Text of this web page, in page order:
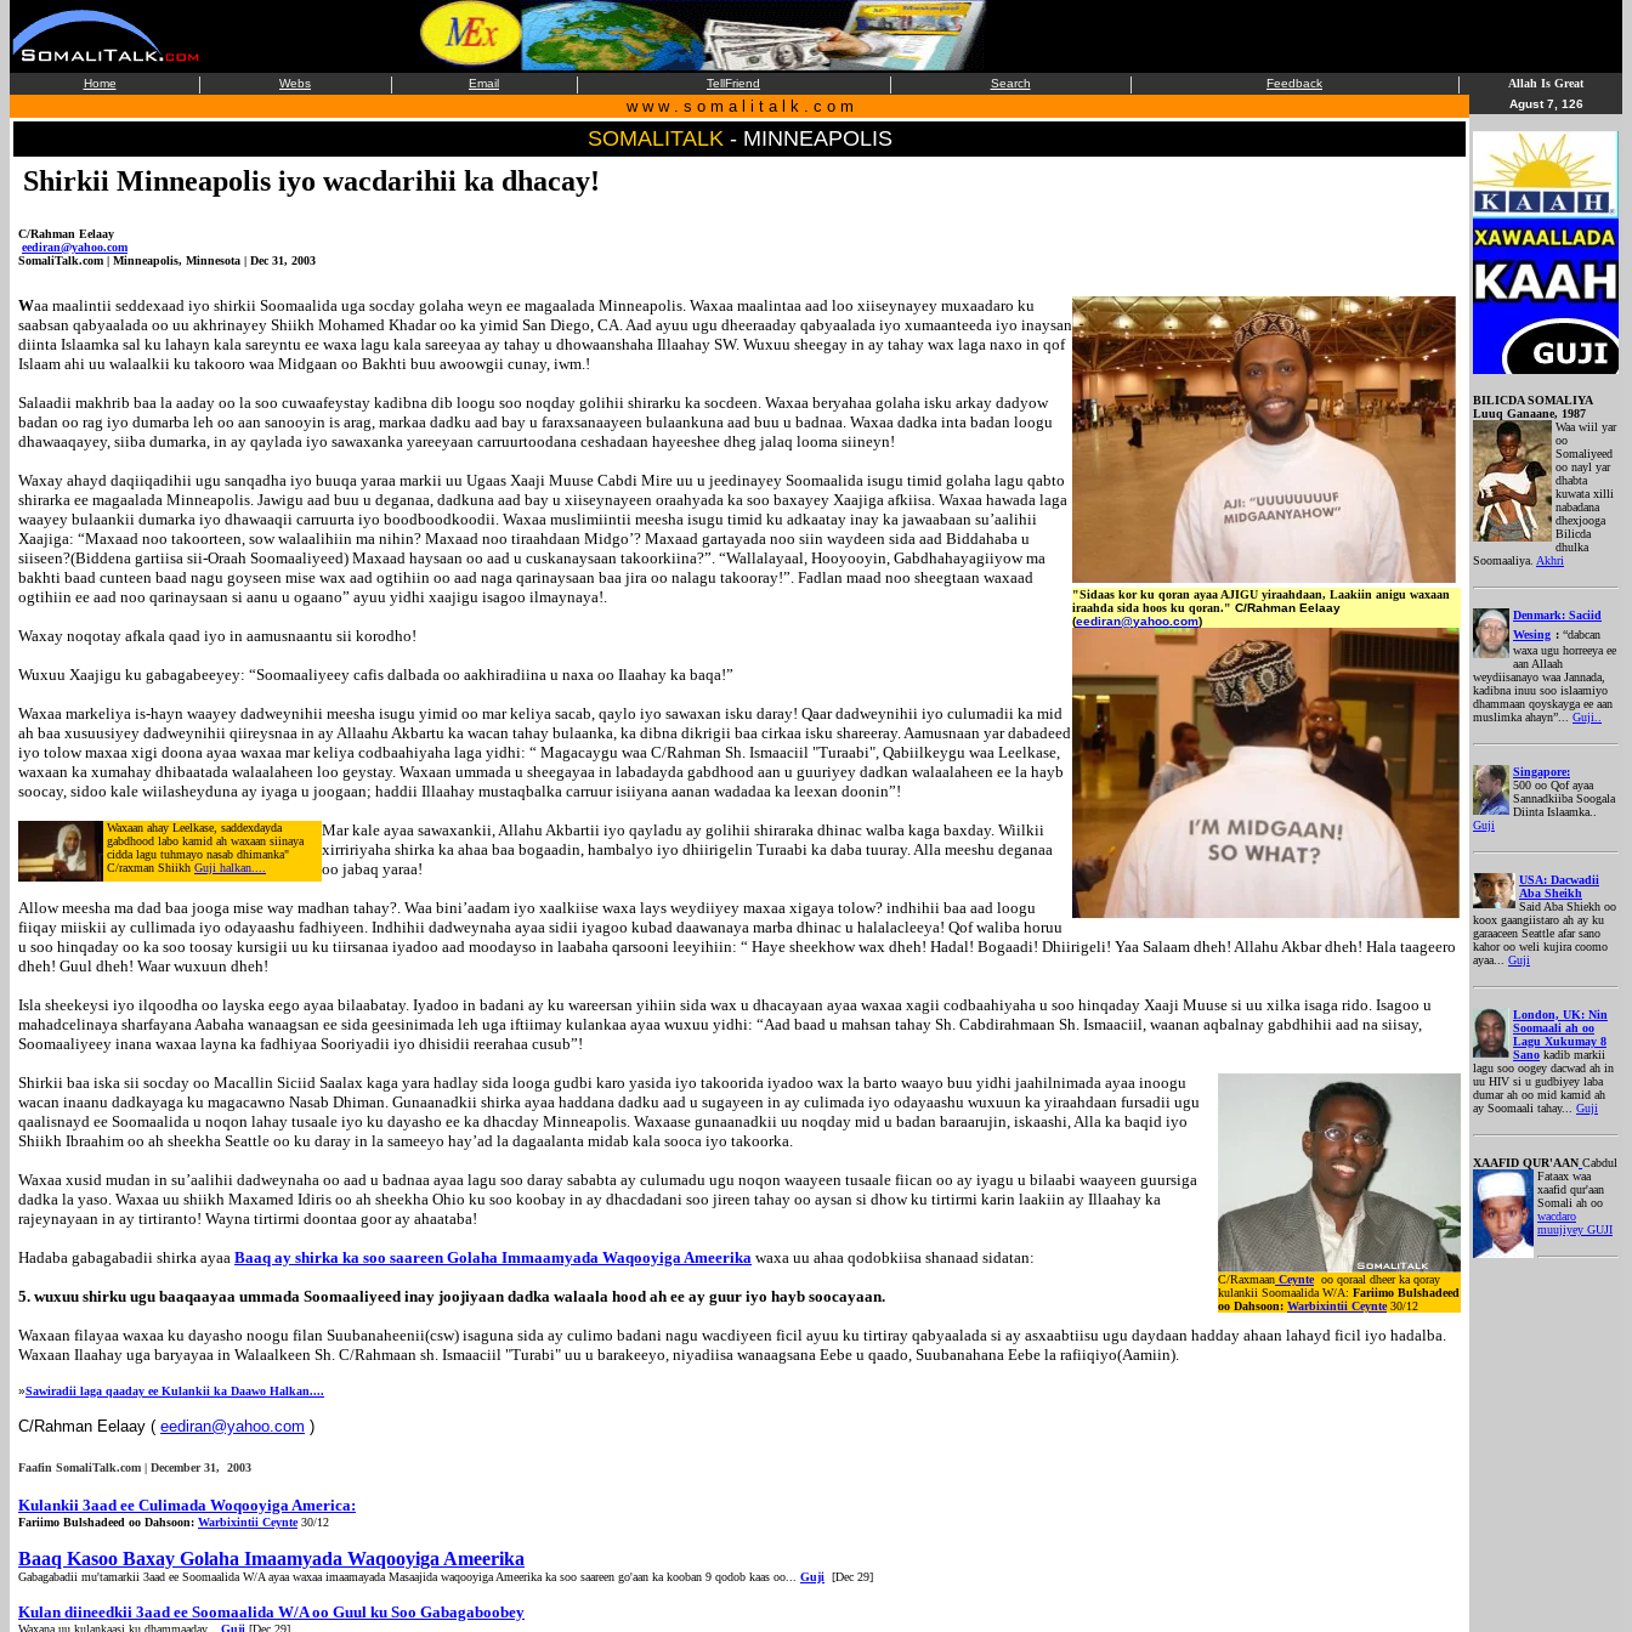
Home | Webs | Email | TellFriend | Search | Feedback |
w w w . s o m a l i t a l k . c o m
SOMALITALK - MINNEAPOLIS
Shirkii Minneapolis iyo wacdarihii ka dhacay!
C/Rahman Eelaay
eediran@yahoo.com
SomaliTalk.com | Minneapolis, Minnesota | Dec 31, 2003
"Sidaas kor ku qoran ayaa AJIGU yiraahdaan, Laakiin anigu waxaan
iraahda sida hoos ku qoran." C/Rahman Eelaay
(eediran@yahoo.com)
Waa maalintii seddexaad iyo shirkii Soomaalida uga socday golaha weyn ee magaalada Minneapolis. Waxaa maalintaa aad loo xiiseynayey muxaadaro ku
saabsan qabyaalada oo uu akhrinayey Shiikh Mohamed Khadar oo ka yimid San Diego, CA. Aad ayuu ugu dheeraaday qabyaalada iyo xumaanteeda iyo inaysan
diinta Islaamka sal ku lahayn kala sareyntu ee waxa lagu kala sareeyaa ay tahay u dhowaanshaha Illaahay SW. Wuxuu sheegay in ay tahay wax laga naxo in qof
Islaam ahi uu walaalkii ku takooro waa Midgaan oo Bakhti buu awoowgii cunay, iwm.!
Salaadii makhrib baa la aaday oo la soo cuwaafeystay kadibna dib loogu soo noqday golihii shirarku ka socdeen. Waxaa beryahaa golaha isku arkay dadyow
badan oo rag iyo dumarba leh oo aan sanooyin is arag, markaa dadku aad bay u faraxsanaayeen bulaankuna aad buu u badnaa. Waxaa dadka inta badan loogu
dhawaaqayey, siiba dumarka, in ay qaylada iyo sawaxanka yareeyaan carruurtoodana ceshadaan hayeeshee dheg jalaq looma siineyn!
Waxay ahayd daqiiqadihii ugu sanqadha iyo buuqa yaraa markii uu Ugaas Xaaji Muuse Cabdi Mire uu u jeedinayey Soomaalida isugu timid golaha lagu qabto
shirarka ee magaalada Minneapolis. Jawigu aad buu u deganaa, dadkuna aad bay u xiiseynayeen oraahyada ka soo baxayey Xaajiga afkiisa. Waxaa hawada laga
waayey bulaankii dumarka iyo dhawaaqii carruurta iyo boodboodkoodii. Waxaa muslimiintii meesha isugu timid ku adkaatay inay ka jawaabaan su’aalihii
Xaajiga: “Maxaad noo takoorteen, sow walaalihiin ma nihin? Maxaad noo tiraahdaan Midgo’? Maxaad gartayada noo siin waydeen sida aad Biddahaba u
siiseen?(Biddena gartiisa sii-Oraah Soomaaliyeed) Maxaad haysaan oo aad u cuskanaysaan takoorkiina?”. “Wallalayaal, Hooyooyin, Gabdhahayagiiyow ma
bakhti baad cunteen baad nagu goyseen mise wax aad ogtihiin oo aad naga qarinaysaan baa jira oo nalagu takooray!”. Fadlan maad noo sheegtaan waxaad
ogtihiin ee aad noo qarinaysaan si aanu u ogaano” ayuu yidhi xaajigu isagoo ilmaynaya!.
Waxay noqotay afkala qaad iyo in aamusnaantu sii korodho!
Wuxuu Xaajigu ku gabagabeeyey: “Soomaaliyeey cafis dalbada oo aakhiradiina u naxa oo Ilaahay ka baqa!”
Waxaa markeliya is-hayn waayey dadweynihii meesha isugu yimid oo mar keliya sacab, qaylo iyo sawaxan isku daray! Qaar dadweynihii iyo culumadii ka mid
ah baa xusuusiyey dadweynihii qiireysnaa in ay Allaahu Akbartu ka wacan tahay bulaanka, ka dibna dikrigii baa cirkaa isku shareeray. Aamusnaan yar dabadeed
iyo tolow maxaa xigi doona ayaa waxaa mar keliya codbaahiyaha laga yidhi: “ Magacaygu waa C/Rahman Sh. Ismaaciil "Turaabi", Qabiilkeygu waa Leelkase,
waxaan ka xumahay dhibaatada walaalaheen loo geystay. Waxaan ummada u sheegayaa in labadayda gabdhood aan u guuriyey dadkan walaalaheen ee la hayb
soocay, sidoo kale wiilasheyduna ay iyaga u joogaan; haddii Illaahay mustaqbalka carruur isiiyana aanan wadadaa ka leexan doonin”!
Waxaan ahay Leelkase, saddexdayda
gabdhood labo kamid ah waxaan siinaya
cidda lagu tuhmayo nasab dhimanka"
C/raxman Shiikh Guji halkan....
Mar kale ayaa sawaxankii, Allahu Akbartii iyo qayladu ay golihii shiraraka dhinac walba kaga baxday. Wiilkii
xirririyaha shirka ka ahaa baa bogaadin, hambalyo iyo dhiirigelin Turaabi ka daba tuuray. Alla meeshu deganaa
oo jabaq yaraa!
Allow meesha ma dad baa jooga mise way madhan tahay?. Waa bini’aadam iyo xaalkiise waxa lays weydiiyey maxaa xigaya tolow? indhihii baa aad loogu
fiiqay miiskii ay cullimada iyo odayaashu fadhiyeen. Indhihii dadweynaha ayaa sidii iyagoo kubad daawanaya marba dhinac u halalacleeya! Qof waliba horuu
u soo hinqaday oo ka soo toosay kursigii uu ku tiirsanaa iyadoo aad moodayso in laabaha qarsooni leeyihiin: “ Haye sheekhow wax dheh! Hadal! Bogaadi! Dhiirigeli! Yaa Salaam dheh! Allahu Akbar dheh! Hala taageero
dheh! Guul dheh! Waar wuxuun dheh!
Isla sheekeysi iyo ilqoodha oo layska eego ayaa bilaabatay. Iyadoo in badani ay ku wareersan yihiin sida wax u dhacayaan ayaa waxaa xagii codbaahiyaha u soo hinqaday Xaaji Muuse si uu xilka isaga rido. Isagoo u
mahadcelinaya sharfayana Aabaha wanaagsan ee sida geesinimada leh uga iftiimay kulankaa ayaa wuxuu yidhi: “Aad baad u mahsan tahay Sh. Cabdirahmaan Sh. Ismaaciil, waanan aqbalnay gabdhihii aad na siisay,
Soomaaliyeey inana waxaa layna ka fadhiyaa Sooriyadii iyo dhisidii reerahaa cusub”!
C/Raxmaan Ceynte oo qoraal dheer ka qoray
kulankii Soomaalida W/A: Fariimo Bulshadeed
oo Dahsoon: Warbixintii Ceynte 30/12
Shirkii baa iska sii socday oo Macallin Siciid Saalax kaga yara hadlay sida looga gudbi karo yasida iyo takoorida iyadoo wax la barto waayo buu yidhi jaahilnimada ayaa inoogu
wacan inaanu dadkayaga ku magacawno Nasab Dhiman. Gunaanadkii shirka ayaa haddana dadku aad u sugayeen in ay culimada iyo odayaashu wuxuun ka yiraahdaan fursadii ugu
qaalisnayd ee Soomaalida u noqon lahay tusaale iyo ku dayasho ee ka dhacday Minneapolis. Waxaase gunaanadkii uu noqday mid u badan baraarujin, iskaashi, Alla ka baqid iyo
Shiikh Ibraahim oo ah sheekha Seattle oo ku daray in la sameeyo hay’ad la dagaalanta midab kala sooca iyo takoorka.
Waxaa xusid mudan in su’aalihii dadweynaha oo aad u badnaa ayaa lagu soo daray sababta ay culumadu ugu noqon waayeen tusaale fiican oo ay iyagu u bilaabi waayeen guursiga
dadka la yaso. Waxaa uu shiikh Maxamed Idiris oo ah sheekha Ohio ku soo koobay in ay dhacdadani soo jireen tahay oo aysan si dhow ku tirtirmi karin laakiin ay Illaahay ka
rajeynayaan in ay tirtiranto! Wayna tirtirmi doontaa goor ay ahaataba!
Hadaba gabagabadii shirka ayaa Baaq ay shirka ka soo saareen Golaha Immaamyada Waqooyiga Ameerika waxa uu ahaa qodobkiisa shanaad sidatan:
5. wuxuu shirku ugu baaqaayaa ummada Soomaaliyeed inay joojiyaan dadka walaala hood ah ee ay guur iyo hayb soocayaan.
Waxaan filayaa waxaa ku dayasho noogu filan Suubanaheenii(csw) isaguna sida ay culimo badani nagu wacdiyeen ficil ayuu ku tirtiray qabyaalada si ay asxaabtiisu ugu daydaan hadday ahaan lahayd ficil iyo hadalba.
Waxaan Ilaahay uga baryayaa in Walaalkeen Sh. C/Rahmaan sh. Ismaaciil "Turabi" uu u barakeeyo, niyadiisa wanaagsana Eebe u qaado, Suubanahana Eebe la rafiiqiyo(Aamiin).
»Sawiradii laga qaaday ee Kulankii ka Daawo Halkan....
C/Rahman Eelaay ( eediran@yahoo.com )
Faafin SomaliTalk.com | December 31, 2003
Kulankii 3aad ee Culimada Woqooyiga America:
Fariimo Bulshadeed oo Dahsoon: Warbixintii Ceynte 30/12
Baaq Kasoo Baxay Golaha Imaamyada Waqooyiga Ameerika
Gabagabadii mu'tamarkii 3aad ee Soomaalida W/A ayaa waxaa imaamayada Masaajida waqooyiga Ameerika ka soo saareen go'aan ka kooban 9 qodob kaas oo... Guji [Dec 29]
Kulan diineedkii 3aad ee Soomaalida W/A oo Guul ku Soo Gabagaboobey
Waxana uu kulankaasi ku dhammaaday... Guji [Dec 29]
Allah Is Great
Agust 7, 126
BILICDA SOMALIYA
Luuq Ganaane, 1987
Waa wiil yar
oo
Somaliyeed
oo nayl yar
dhabta
kuwata xilli
nabadana
dhexjooga
Bilicda
dhulka
Soomaaliya. Akhri
Denmark: Saciid
Wesing : “dabcan
waxa ugu horreeya ee
aan Allaah
weydiisanayo waa Jannada,
kadibna inuu soo islaamiyo
dhammaan qoyskayga ee aan
muslimka ahayn”... Guji..
Singapore:
500 oo Qof ayaa
Sannadkiiba Soogala
Diinta Islaamka..
Guji
USA: Dacwadii
Aba Sheikh
Said Aba Shiekh oo
koox gaangiistaro ah ay ku
garaaceen Seattle afar sano
kahor oo weli kujira coomo
ayaa... Guji
London, UK: Nin
Soomaali ah oo
Lagu Xukumay 8
Sano kadib markii
lagu soo oogey dacwad ah in
uu HIV si u gudbiyey laba
dumar ah oo mid kamid ah
ay Soomaali tahay... Guji
XAAFID QUR'AAN Cabdul
Fataax waa
xaafid qur'aan
Somali ah oo
wacdaro
muujiyey GUJI